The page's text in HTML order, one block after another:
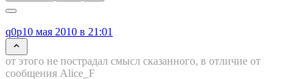
q0p10 мая 2010 в 21:01
от этого не пострадал смысл сказанного, в отличие от
сообщения Alice_F